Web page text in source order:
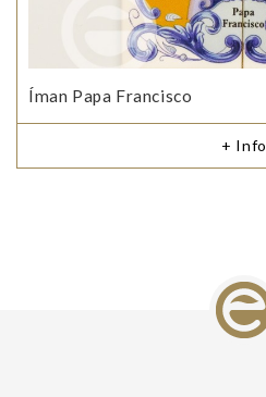
Íman Papa Francisco
+ Info